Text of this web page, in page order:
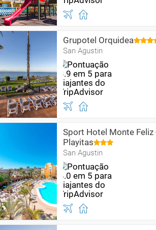
Grupotel Orquidea
San Agustin
Sport Hotel Monte Feliz
Playitas
San Agustin